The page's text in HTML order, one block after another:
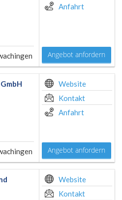
Anfahrt
Angebot anfordern
Website
Kontakt
Anfahrt
Angebot anfordern
Website
Kontakt